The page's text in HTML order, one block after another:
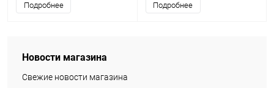
Подробнее Подробнее
Новости магазина
Свежие новости магазина